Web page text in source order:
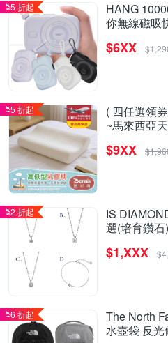
5 折起
HANG
你無線磁吸
$6XX
5 折起
( 四任選領
~馬來西亞
$9XX
2 折起
IS
選(培育鑽石)
$1,XXX
6 折起
The North
水壺袋 反光